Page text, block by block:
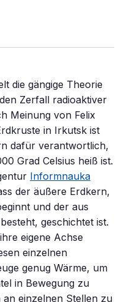
die gängige Theorie
Zerfall radioaktiver
Meinung von Felix
in Irkutsk ist
dafür verantwortlich,
Grad Celsius heiß ist.
Informnauka
der äußere Erdkern,
und der aus
geschichtet ist.
eigene Achse
einzelnen
genug Wärme, um
in Bewegung zu
an einzelnen Stellen zu